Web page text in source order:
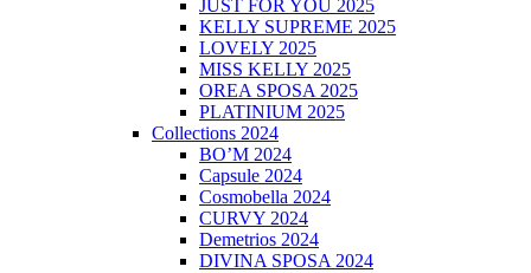
JUST FOR YOU 2025
KELLY SUPREME 2025
LOVELY 2025
MISS KELLY 2025
OREA SPOSA 2025
PLATINIUM 2025
Collections 2024
BO’M 2024
Capsule 2024
Cosmobella 2024
CURVY 2024
Demetrios 2024
DIVINA SPOSA 2024